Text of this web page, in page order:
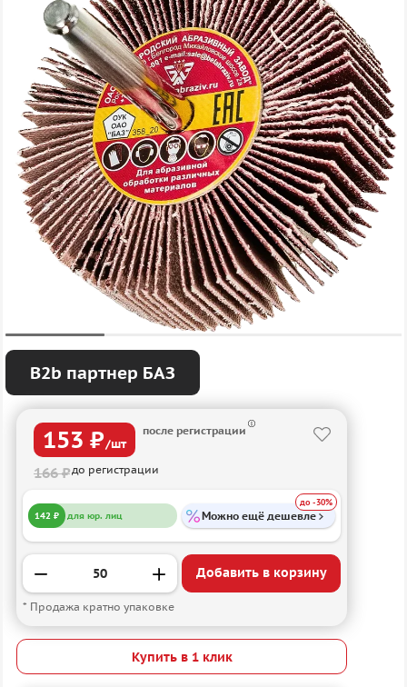
B2b партнер БАЗ
153 ₽/шт
после регистрации
166 ₽до регистрации
142 ₽ для юр. лиц Можно ещё дешевле
до -30%
Добавить в корзину
* Продажа кратно упаковке
Купить в 1 клик